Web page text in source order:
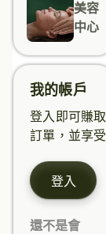
美容
中心
我的帳戶
登入即可賺
訂單，並享
登入
還不是會